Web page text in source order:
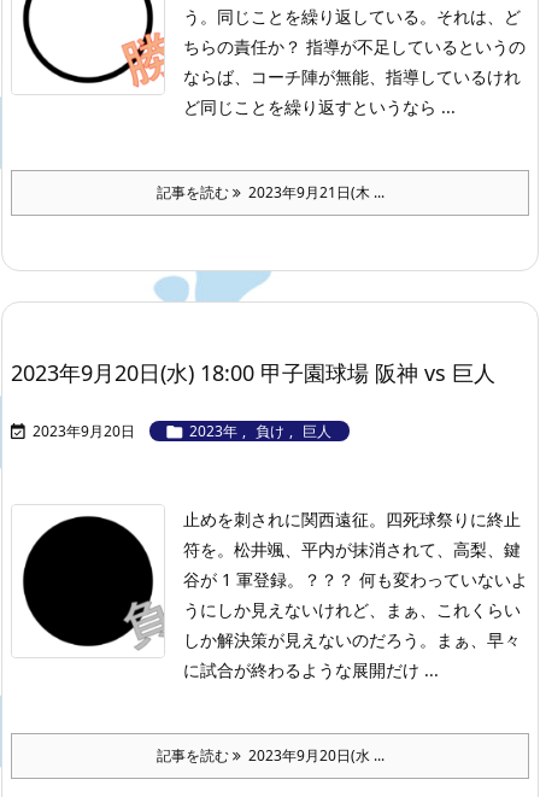
う。同じことを繰り返している。それは、ど
ちらの責任か？ 指導が不足しているというの
ならば、コーチ陣が無能、指導しているけれ
ど同じことを繰り返すというなら ...
記事を読む 2023年9月21日(木 ...
2023年9月20日(水) 18:00 甲子園球場 阪神 vs 巨人
 2023年9月20日  2023年 , 負け , 巨人
止めを刺されに関西遠征。四死球祭りに終止
符を。松井颯、平内が抹消されて、高梨、鍵
谷が 1 軍登録。？？？ 何も変わっていないよ
うにしか見えないけれど、まぁ、これくらい
しか解決策が見えないのだろう。まぁ、早々
に試合が終わるような展開だけ ...
記事を読む 2023年9月20日(水 ...